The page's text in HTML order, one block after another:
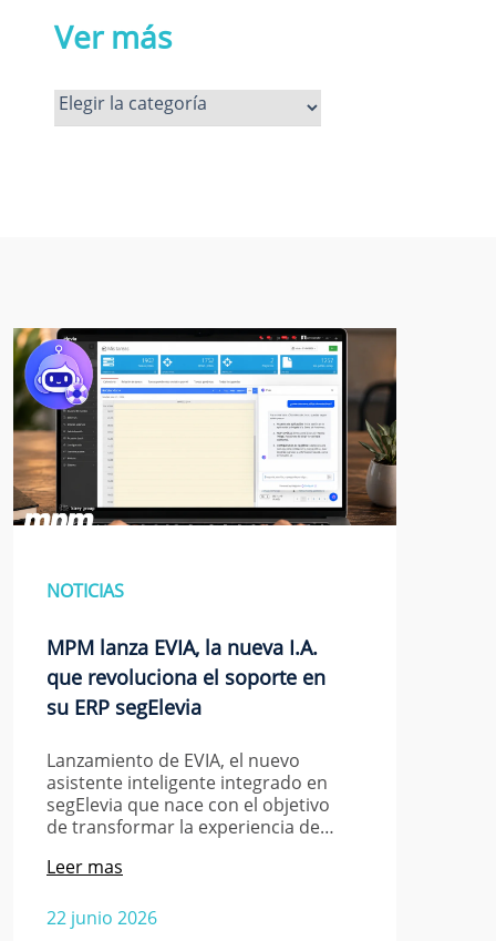
Ver más
Ver
más
NOTICIAS
MPM lanza EVIA, la nueva I.A.
que revoluciona el soporte en
su ERP segElevia
Lanzamiento de EVIA, el nuevo
asistente inteligente integrado en
segElevia que nace con el objetivo
de transformar la experiencia de…
22 junio 2026
Leer mas